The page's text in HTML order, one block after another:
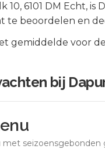
10, 6101 DM Echt, is
te beoordelen en
gemiddelde voor
bij
met seizoensgebonden